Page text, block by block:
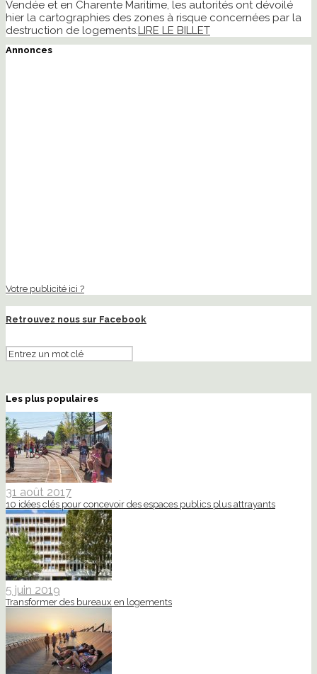
Vendée et en Charente Maritime, les autorités ont dévoilé
hier la cartographies des zones à risque concernées par la
destruction de logements.LIRE LE BILLET
Annonces
Votre publicité ici ?
Retrouvez nous sur Facebook
Les plus populaires
31 août 2017
10 idées clés pour concevoir des espaces publics plus attrayants
5 juin 2019
Transformer des bureaux en logements